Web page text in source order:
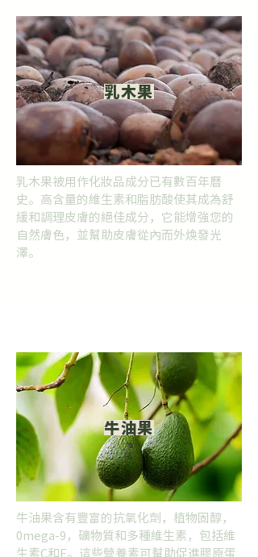
乳木果
乳木果被用作化妝品成分已有數百年曆
史。高含量的維生素和脂肪酸使其成為舒
緩和調理皮膚的絕佳成分，它能增強您的
自然膚色，並幫助皮膚從內而外焕發光
澤。
牛油果
牛油果含有豐富的抗氧化劑，植物固醇，
0mega-9，礦物質和多種維生素，包括維
生素C和E。這些營養素可幫助促進膠原蛋